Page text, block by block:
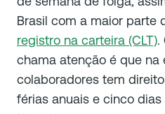
Brasil com a maior parte
registro na carteira (CLT).
chama atenção é que na
colaboradores tem
férias anuais e cinco